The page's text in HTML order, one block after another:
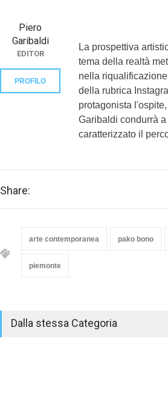
La prospettiva
tema della realtà
nella
della rubrica
protagonista
Garibaldi condurrà
caratterizzato il
Piero
Garibaldi
EDITOR
PROFILO
Share:
arte contemporanea pako bono
piemonte
Dalla stessa Categoria